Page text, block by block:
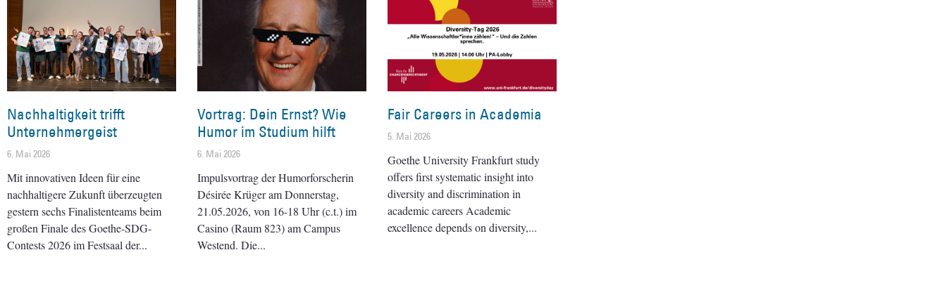
Nachhaltigkeit trifft
Unternehmergeist
6. Mai 2026
Mit innovativen Ideen für eine
nachhaltigere Zukunft überzeugten
gestern sechs Finalistenteams beim
großen Finale des Goethe-SDG-
Contests 2026 im Festsaal der
Vortrag: Dein Ernst? Wie
Humor im Studium hilft
6. Mai 2026
Impulsvortrag der Humorforscherin
Désirée Krüger am Donnerstag,
21.05.2026, von 16-18 Uhr (c.t.) im
Casino (Raum 823) am Campus
Westend. Die
Fair Careers in Academia
5. Mai 2026
Goethe University Frankfurt study
offers first systematic insight into
diversity and discrimination in
academic careers Academic
excellence depends on diversity,